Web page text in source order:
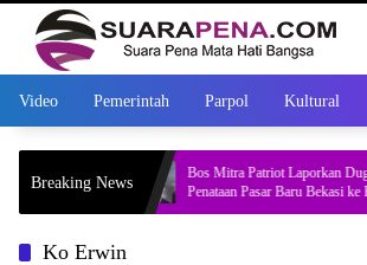
Video Pemerintah Parpol Kultural
Breaking News
Bos Mitra Patriot Laporkan Dugaan
Penataan Pasar Baru Bekasi ke Polisi
Ko Erwin